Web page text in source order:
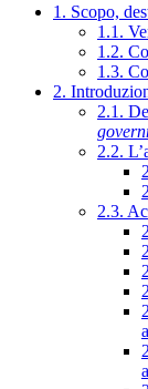
1. Scopo,
1.1.
1.2.
1.3.
2.
2.1.
2.2.
2.3.